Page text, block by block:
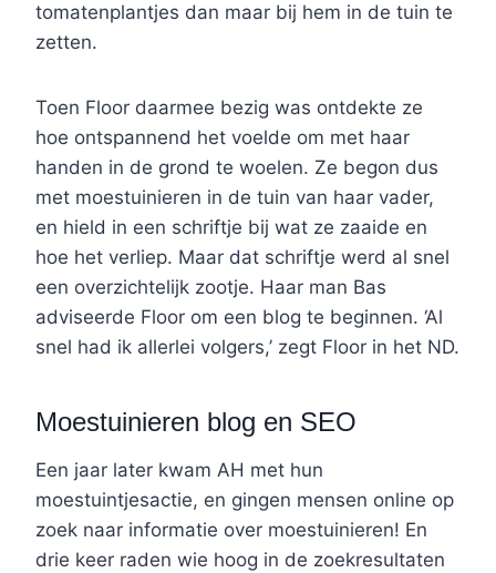
tomatenplantjes dan maar bij hem in de tuin te
zetten.
Toen Floor daarmee bezig was ontdekte ze
hoe ontspannend het voelde om met haar
handen in de grond te woelen. Ze begon dus
met moestuinieren in de tuin van haar vader,
en hield in een schriftje bij wat ze zaaide en
hoe het verliep. Maar dat schriftje werd al snel
een overzichtelijk zootje. Haar man Bas
adviseerde Floor om een blog te beginnen. ‘Al
snel had ik allerlei volgers,’ zegt Floor in het ND.
Moestuinieren blog en SEO
Een jaar later kwam AH met hun
moestuintjesactie, en gingen mensen online op
zoek naar informatie over moestuinieren! En
drie keer raden wie hoog in de zoekresultaten